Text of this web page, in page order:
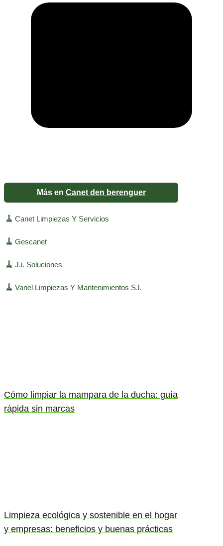
Más en Canet den berenguer
🧹 Canet Limpiezas Y Servicios
🧹 Gescanet
🧹 J.i. Soluciones
🧹 Vanel Limpiezas Y Mantenimientos S.l.
Cómo limpiar la mampara de la ducha: guía
rápida sin marcas
Limpieza ecológica y sostenible en el hogar
y empresas: beneficios y buenas prácticas